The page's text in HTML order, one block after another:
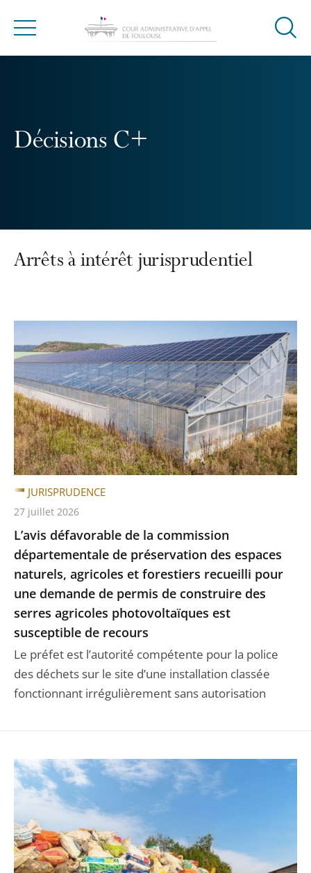
Menu
Ouvrir
Décisions C+
Arrêts à intérêt jurisprudentiel
L’avis défavorable de la commission
départementale de préservation des espaces
naturels, agricoles et forestiers recueilli pour
une demande de permis de construire des
serres agricoles photovoltaïques est
susceptible de recours
Le préfet est l’autorité compétente pour la police
des déchets sur le site d’une installation classée
fonctionnant irrégulièrement sans autorisation
JURISPRUDENCE
27 juillet 2026